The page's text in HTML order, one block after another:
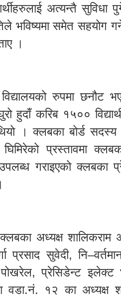
अत्यन्तै सुविधा
भविष्यमा समेत सहयोग
।
रुपमा छनौट
हुदाँ करिब १५००
। क्लबका बोर्ड सदस्य
प्रस्तावमा
गराइएको
अध्यक्ष शालिकराम
प्रसाद सुवेदी,
पोखरेल, प्रेसिडेन्ट
वडा.नं. १२ का अध्यक्ष